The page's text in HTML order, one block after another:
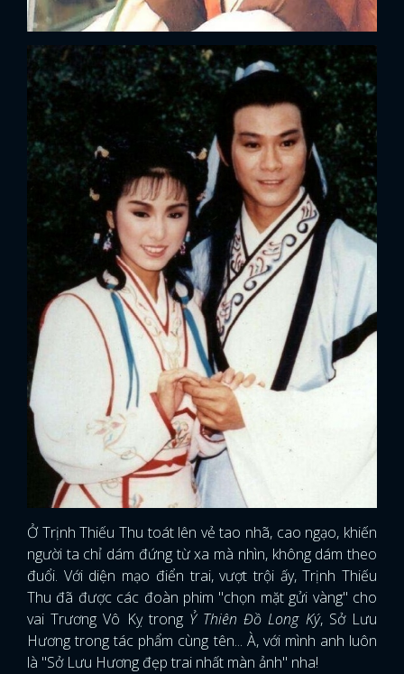
FACEBOOK GOOGLE
Ở Trịnh Thiếu Thu toát lên vẻ tao nhã, cao ngạo, khiến
người ta chỉ dám đứng từ xa mà nhìn, không dám theo
đuổi. Với diện mạo điển trai, vượt trội ấy, Trịnh Thiếu
Thu đã được các đoàn phim "chọn mặt gửi vàng" cho
vai Trương Vô Kỵ trong Ỷ Thiên Đồ Long Ký, Sở Lưu
Hương trong tác phẩm cùng tên... À, với mình anh luôn
là "Sở Lưu Hương đẹp trai nhất màn ảnh" nha!